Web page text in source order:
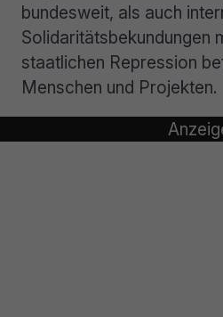
bundesweit, als auch
Solidaritätsbekundungen
staatlichen Repression
Menschen und Projekten.